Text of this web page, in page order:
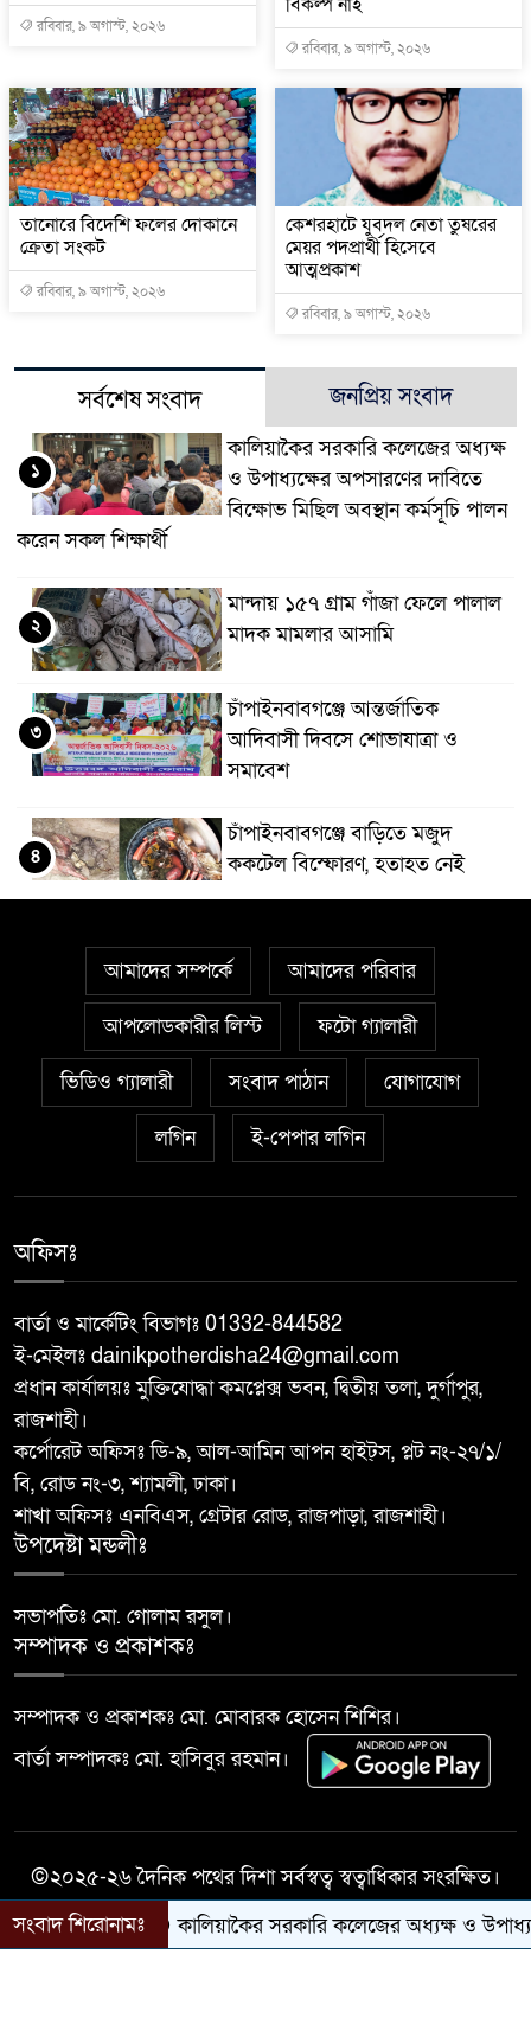
রবিবার, ৯ অগাস্ট, ২০২৬
রবিবার, ৯ অগাস্ট, ২০২৬
তানোরে বিদেশি ফলের দোকানে
ক্রেতা সংকট
রবিবার, ৯ অগাস্ট, ২০২৬
কেশরহাটে যুবদল নেতা তুষরের
মেয়র পদপ্রার্থী হিসেবে
আত্মপ্রকাশ
রবিবার, ৯ অগাস্ট, ২০২৬
সর্বশেষ সংবাদ জনপ্রিয় সংবাদ
কালিয়াকৈর সরকারি কলেজের অধ্যক্ষ
ও উপাধ্যক্ষের অপসারণের দাবিতে
বিক্ষোভ মিছিল অবস্থান কর্মসূচি পালন
করেন সকল শিক্ষার্থী
১
মান্দায় ১৫৭ গ্রাম গাঁজা ফেলে পালাল
মাদক মামলার আসামি
২
চাঁপাইনবাবগঞ্জে আন্তর্জাতিক
আদিবাসী দিবসে শোভাযাত্রা ও
সমাবেশ
৩
চাঁপাইনবাবগঞ্জে বাড়িতে মজুদ
ককটেল বিস্ফোরণ, হতাহত নেই
৪
ভারতীয় বিড়ি ও নৌকা জব্দ
চাঁপাইনবাবগঞ্জে জাল নোট ও তৈরির
সরঞ্জামসহ ২জন গ্রেপ্তার
রাজশাহী-১ আসনে বিএনপির
তানোরে বিদেশি ফলের দোকানে ক্রেতা
কেশরহাটে যুবদল নেতা তুষরের মেয়র
৯
মান্দায় জুলাই গণঅভ্যুত্থান
দিবস-২০২৬ উপলক্ষে জুলাই শহীদ
সংবর্ধনা, আলোচনা সভা
১০
আমাদের সম্পর্কে আমাদের পরিবার
আপলোডকারীর লিস্ট ফটো গ্যালারী
ভিডিও গ্যালারী সংবাদ পাঠান যোগাযোগ
লগিন ই-পেপার লগিন
অফিসঃ
বার্তা ও মার্কেটিং বিভাগঃ 01332-844582
ই-মেইলঃ dainikpotherdisha24@gmail.com
প্রধান কার্যালয়ঃ মুক্তিযোদ্ধা কমপ্লেক্স ভবন, দ্বিতীয় তলা, দুর্গাপুর,
রাজশাহী।
কর্পোরেট অফিসঃ ডি-৯, আল-আমিন আপন হাইট্স, প্লট নং-২৭/১/
বি, রোড নং-৩, শ্যামলী, ঢাকা।
শাখা অফিসঃ এনবিএস, গ্রেটার রোড, রাজপাড়া, রাজশাহী।
উপদেষ্টা মন্ডলীঃ
সভাপতিঃ মো. গোলাম রসুল।
সম্পাদক ও প্রকাশকঃ
সম্পাদক ও প্রকাশকঃ মো. মোবারক হোসেন শিশির।
বার্তা সম্পাদকঃ মো. হাসিবুর রহমান।
©২০২৫-২৬ দৈনিক পথের দিশা সর্বস্বত্ব স্বত্বাধিকার সংরক্ষিত।
সকল কারিগরী সহযোগিতায়ঃSuccess Life IT
সংবাদ শিরোনামঃকালিয়াকৈর সরকারি কলেজের অধ্যক্ষ ও